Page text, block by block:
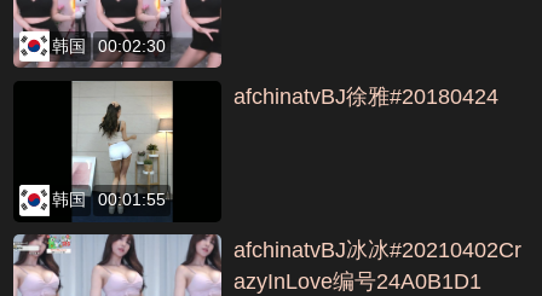
韩国 00:02:30
韩国 00:01:55
afchinatvBJ徐雅#20180424
afchinatvBJ冰冰#20210402Cr
azyInLove编号24A0B1D1